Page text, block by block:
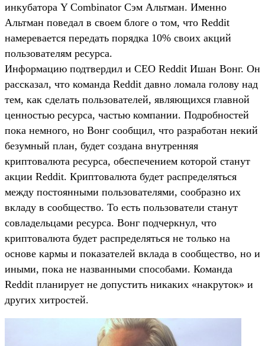
инкубатора Y Combinator Сэм Альтман. Именно
Альтман поведал в своем блоге о том, что Reddit
намеревается передать порядка 10% своих акций
пользователям ресурса.
Информацию подтвердил и CEO Reddit Ишан Вонг. Он
рассказал, что команда Reddit давно ломала голову над
тем, как сделать пользователей, являющихся главной
ценностью ресурса, частью компании. Подробностей
пока немного, но Вонг сообщил, что разработан некий
безумный план, будет создана внутренняя
криптовалюта ресурса, обеспечением которой станут
акции Reddit. Криптовалюта будет распределяться
между постоянными пользователями, сообразно их
вкладу в сообщество. То есть пользователи станут
совладельцами ресурса. Вонг подчеркнул, что
криптовалюта будет распределяться не только на
основе кармы и показателей вклада в сообщество, но и
иными, пока не названными способами. Команда
Reddit планирует не допустить никаких «накруток» и
других хитростей.